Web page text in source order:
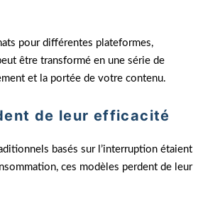
pour différentes plateformes,
être transformé en une série de
et la portée de votre contenu.
de leur efficacité
basés sur l’interruption étaient
ces modèles perdent de leur